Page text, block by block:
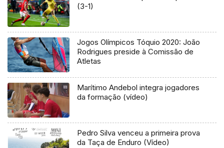
(3-1)
Jogos Olímpicos Tóquio 2020: João
Rodrigues preside à Comissão de
Atletas
Marítimo Andebol integra jogadores
da formação (vídeo)
Pedro Silva venceu a primeira prova
da Taça de Enduro (Vídeo)